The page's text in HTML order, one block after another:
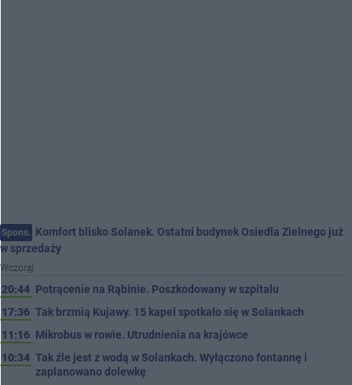
Spons. Komfort blisko Solanek. Ostatni budynek Osiedla Zielnego już
w sprzedaży
Wczoraj
20:44 Potrącenie na Rąbinie. Poszkodowany w szpitalu
17:36 Tak brzmią Kujawy. 15 kapel spotkało się w Solankach
11:16 Mikrobus w rowie. Utrudnienia na krajówce
10:34 Tak źle jest z wodą w Solankach. Wyłączono fontannę i
zaplanowano dolewkę